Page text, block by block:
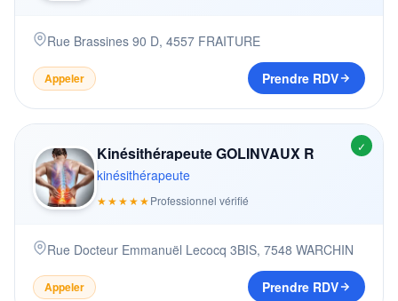
Rue Brassines 90 D, 4557 FRAITURE
Appeler Prendre RDV
✓
Kinésithérapeute GOLINVAUX R
kinésithérapeute
★★★★★Professionnel vérifié
Rue Docteur Emmanuël Lecocq 3BIS, 7548 WARCHIN
Appeler Prendre RDV